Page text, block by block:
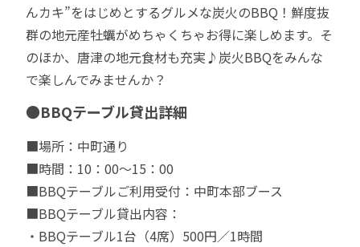
んカキ”をはじめとするグルメな炭火のBBQ！鮮度抜
群の地元産牡蠣がめちゃくちゃお得に楽しめます。そ
のほか、唐津の地元食材も充実♪炭火BBQをみんな
で楽しんでみませんか？
●BBQテーブル貸出詳細
■場所：中町通り
■時間：10：00～15：00
■BBQテーブルご利用受付：中町本部ブース
■BBQテーブル貸出内容：
・BBQテーブル1台（4席）500円／1時間